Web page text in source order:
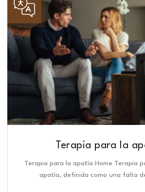
Terapia para la
Terapia para la apatía Home Terapia
apatía, definida como una falta